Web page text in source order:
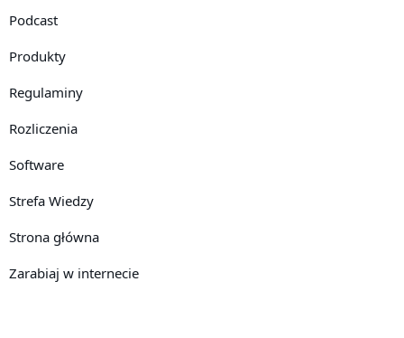
Podcast
Produkty
Regulaminy
Rozliczenia
Software
Strefa Wiedzy
Strona główna
Zarabiaj w internecie